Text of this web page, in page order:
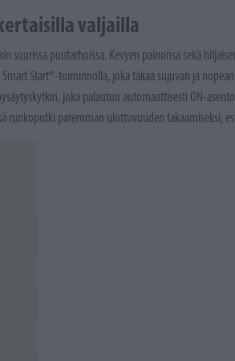
valjailla
puutarhoissa. Kevyen painonsa sekä
Start®-toiminnolla, joka takaa sujuvan ja
joka palautuu automaattisesti ON-
runkoputki paremman ulottuvuuden takaamiseksi,